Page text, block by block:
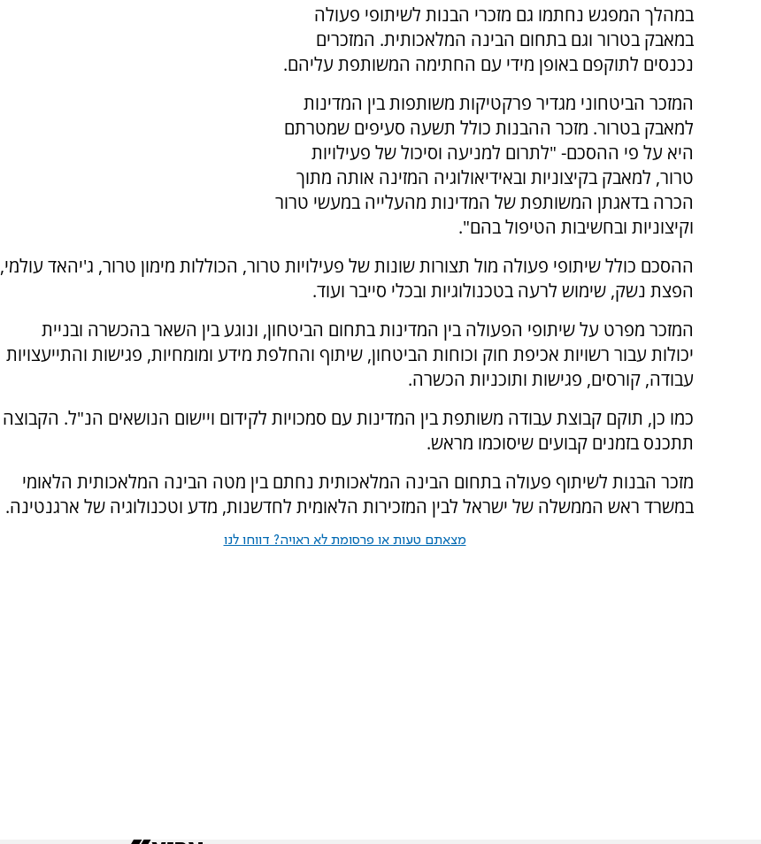
במהלך המפגש נחתמו גם מזכרי הבנות לשיתופי פעולה
במאבק בטרור וגם בתחום הבינה המלאכותית. המזכרים
נכנסים לתוקפם באופן מידי עם החתימה המשותפת עליהם.
המזכר הביטחוני מגדיר פרקטיקות משותפות בין המדינות
למאבק בטרור. מזכר ההבנות כולל תשעה סעיפים שמטרתם
היא על פי ההסכם- "לתרום למניעה וסיכול של פעילויות
טרור, למאבק בקיצוניות ובאידיאולוגיה המזינה אותה מתוך
הכרה בדאגתן המשותפת של המדינות מהעלייה במעשי טרור
וקיצוניות ובחשיבות הטיפול בהם".
ההסכם כולל שיתופי פעולה מול תצורות שונות של פעילויות טרור, הכוללות מימון טרור, ג'יהאד עולמי,
הפצת נשק, שימוש לרעה בטכנולוגיות ובכלי סייבר ועוד.
המזכר מפרט על שיתופי הפעולה בין המדינות בתחום הביטחון, ונוגע בין השאר בהכשרה ובניית
יכולות עבור רשויות אכיפת חוק וכוחות הביטחון, שיתוף והחלפת מידע ומומחיות, פגישות והתייעצויות
עבודה, קורסים, פגישות ותוכניות הכשרה.
כמו כן, תוקם קבוצת עבודה משותפת בין המדינות עם סמכויות לקידום ויישום הנושאים הנ"ל. הקבוצה
תתכנס בזמנים קבועים שיסוכמו מראש.
מזכר הבנות לשיתוף פעולה בתחום הבינה המלאכותית נחתם בין מטה הבינה המלאכותית הלאומי
במשרד ראש הממשלה של ישראל לבין המזכירות הלאומית לחדשנות, מדע וטכנולוגיה של ארגנטינה.
מצאתם טעות או פרסומת לא ראויה? דווחו לנו